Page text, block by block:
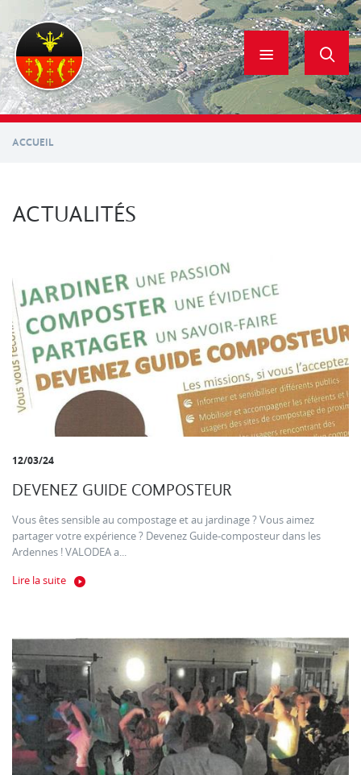
contenu
principal
ACCUEIL
ACTUALITÉS
12/03/24
DEVENEZ GUIDE COMPOSTEUR
Vous êtes sensible au compostage et au jardinage ? Vous aimez
partager votre expérience ? Devenez Guide-composteur dans les
Ardennes ! VALODEA a...
Lire la suite